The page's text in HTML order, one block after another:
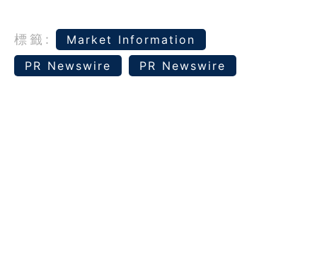
標籤:
Market Information
PR Newswire
PR Newswire